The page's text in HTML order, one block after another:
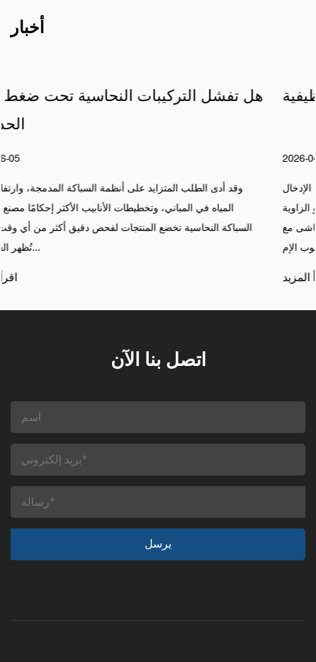
أخبار
هل التصميم الهيكلي والتكوينات الوظيفية
صمام الزاوية تستمد اسمها من تكوينها: يتم توجيه منافذ الإدخال
والإخراج بزاوية 90 درجة لبعضها البعض. يخدم هذا التصميم ذو الزاوية
الوظيفية والمكانية. يتم وضع المدخل عادةً بما يتماشى مع
اتصل بنا الآن